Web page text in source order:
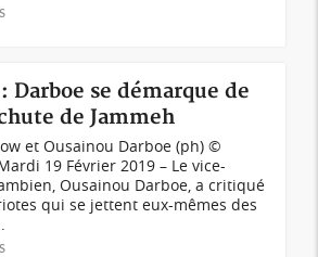
Darboe se démarque de
de Jammeh
et Ousainou Darboe (ph) ©
19 Février 2019 – Le vice-
Ousainou Darboe, a critiqué
qui se jettent eux-mêmes des